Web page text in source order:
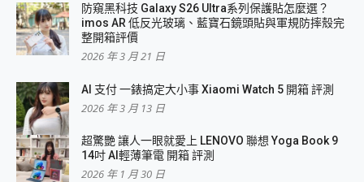
防窺黑科技 Galaxy S26 Ultra系列保護貼怎麼選？
imos AR 低反光玻璃、藍寶石鏡頭貼與軍規防摔殼完
整開箱評價
2026 年 3 月 21 日
AI 支付 一錶搞定大小事 Xiaomi Watch 5 開箱 評測
2026 年 3 月 13 日
超驚艷 讓人一眼就愛上 LENOVO 聯想 Yoga Book 9
14吋 AI輕薄筆電 開箱 評測
2026 年 1 月 30 日